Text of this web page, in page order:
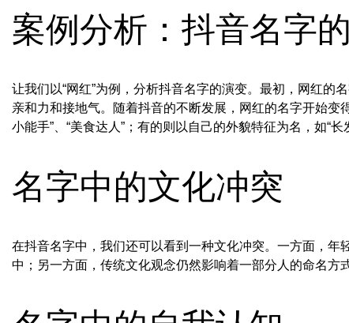
案例分析：抖音名字
让我们以“网红”为例，分析抖音名字的演变。最初，网红的
亲和力和接地气。随着抖音的不断发展，网红的名字开始
小能手”、“美食达人”；有的则以自己的外貌特征为名，如“长
名字中的文化冲突
在抖音名字中，我们还可以看到一种文化冲突。一方面，
中；另一方面，传统文化观念仍然影响着一部分人的命名方